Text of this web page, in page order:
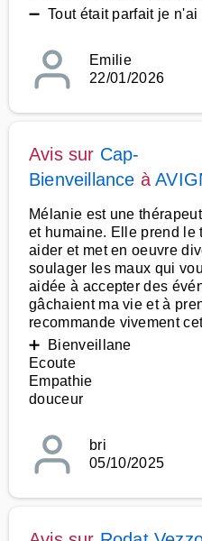
➖ Tout était parfait je n'ai
Emilie
22/01/2026
Avis sur Cap-
Bienveillance à
Mélanie est une
et humaine. Elle prend le
aider et met en oeuvre
soulager les maux qui
aidée à accepter des
gâchaient ma vie et à
recommande vivement
➕ Bienveillane
Ecoute
Empathie
douceur
bri
05/10/2025